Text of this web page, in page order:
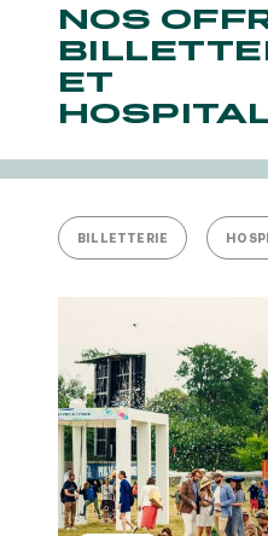
NOS
ET
BILLETTERIE